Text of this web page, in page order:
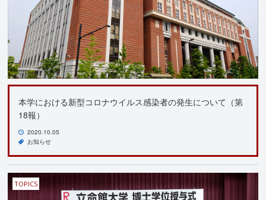
本学における新型コロナウイルス感染者の発生について（第
18報）
2020.10.05
お知らせ
TOPICS